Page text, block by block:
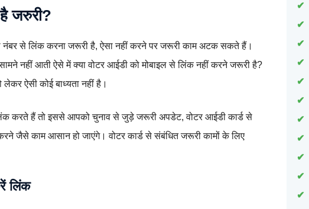
जरुरी?
से लिंक करना जरूरी है, ऐसा नहीं करने पर जरूरी काम अटक सकते हैं।
नहीं आती ऐसे में क्या वोटर आईडी को मोबाइल से लिंक नहीं करने जरूरी है?
ऐसी कोई बाध्यता नहीं है।
करते हैं तो इससे आपको चुनाव से जुड़े जरूरी अपडेट, वोटर आईडी कार्ड से
जैसे काम आसान हो जाएंगे। वोटर कार्ड से संबंधित जरूरी कामों के लिए
लिंक